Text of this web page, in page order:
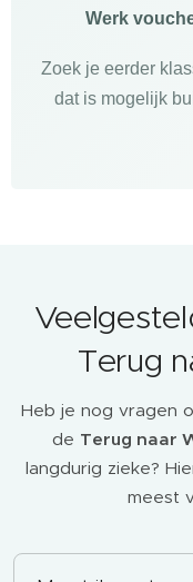
Werk
Zoek je eerder
dat is mogelijk
Terug
Heb je nog vragen
de Terug naar
langdurig zieke?
meest